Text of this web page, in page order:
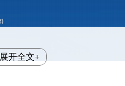
展开全文+